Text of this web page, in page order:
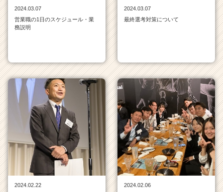
2024.03.07
営業職の1日のスケジュール・業
務説明
2024.03.07
最終選考対策について
2024.02.22
2024.02.06